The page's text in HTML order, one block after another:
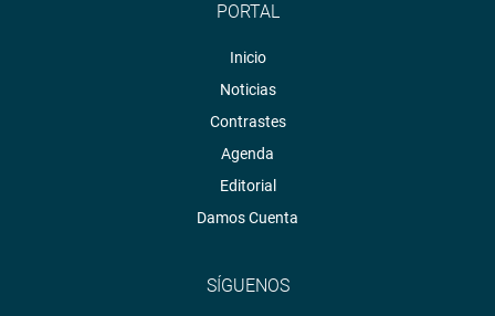
PORTAL
Inicio
Noticias
Contrastes
Agenda
Editorial
Damos Cuenta
SÍGUENOS